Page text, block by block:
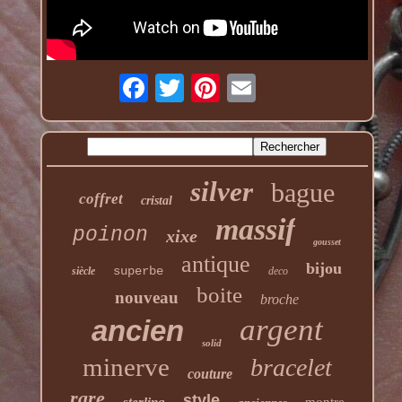
coffret cristal silver bague
poinon xixe massif gousset
siècle superbe antique deco bijou
nouveau boite broche
ancien solid argent
minerve couture bracelet